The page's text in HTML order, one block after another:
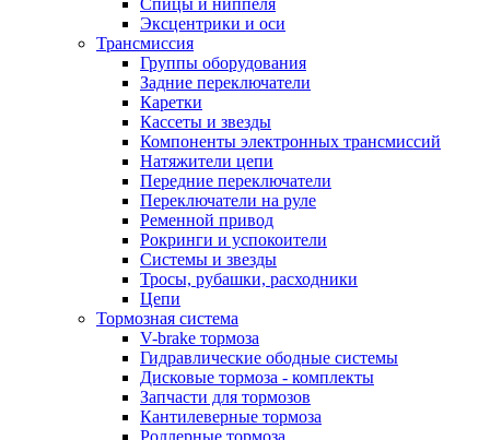
Эксцентрики и оси
Трансмиссия
Группы оборудования
Задние переключатели
Каретки
Кассеты и звезды
Компоненты электронных трансмиссий
Натяжители цепи
Передние переключатели
Переключатели на руле
Ременной привод
Рокринги и успокоители
Системы и звезды
Тросы, рубашки, расходники
Цепи
Тормозная система
V-brake тормоза
Гидравлические ободные системы
Дисковые тормоза - комплекты
Запчасти для тормозов
Кантилеверные тормоза
Роллерные тормоза